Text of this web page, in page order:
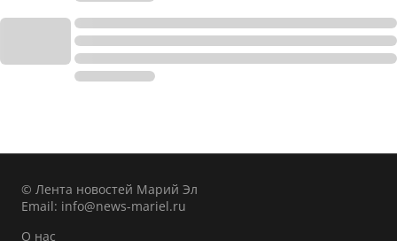
© Лента новостей Марий Эл
Email: info@news-mariel.ru
О нас